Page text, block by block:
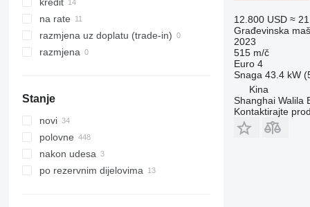
326
329
330
345
349
350
365
374
NXT
S-Series
TM
kredit
na rate
razmjena uz doplatu (trade-in)
razmjena
Stanje
novi
polovne
nakon udesa
po rezervnim dijelovima
12.800 USD ≈
Građevinska
2023
515 m/č
Euro 4
Snaga 43.4 kW
Kina
Shanghai Walila
Kontaktirajte